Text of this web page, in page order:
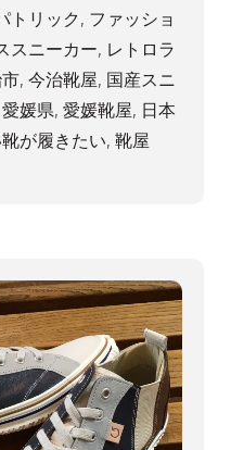
トリック , ファッショ
スニーカー, レトロラ
,今治靴屋, 国産スニ
愛媛県,愛媛靴屋, 日本
が履きたい,靴屋